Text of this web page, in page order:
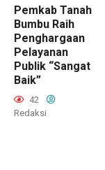
Pemkab Tanah
Bumbu Raih
Penghargaan
Pelayanan
Publik “Sangat
Baik”
42
Redaksi